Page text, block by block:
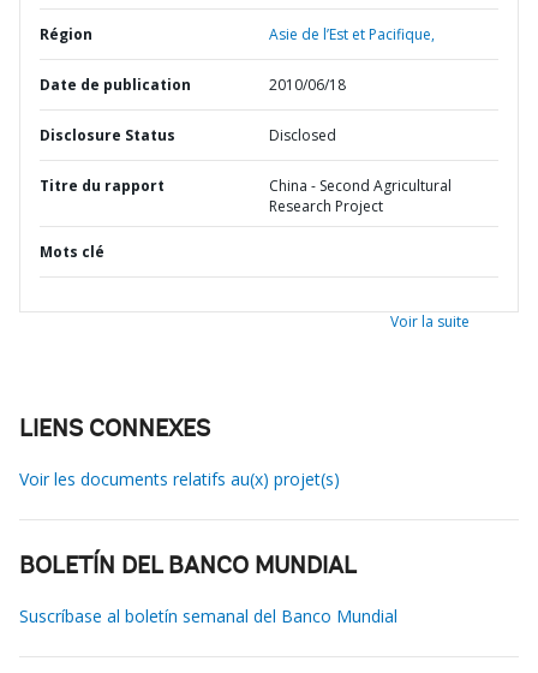
Région Asie de l’Est et Pacifique,
Date de publication 2010/06/18
Disclosure Status Disclosed
Titre du rapport
China - Second Agricultural
Research Project
Mots clé
Voir la suite
LIENS CONNEXES
Voir les documents relatifs au(x) projet(s)
BOLETÍN DEL BANCO MUNDIAL
Suscríbase al boletín semanal del Banco Mundial